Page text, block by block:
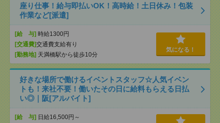
座り仕事！給与即払いOK！高時給！土日休み！包装
作業など[派遣]
[給 与] 時給1300円
[交通費]交通費支給有り
[勤務地] 天満橋駅から徒歩10分
気になる！
好きな場所で働けるイベントスタッフ☆人気イベン
トも！来社不要！働いたその日に給料もらえる日払
い◎｜阪[アルバイト]
[給 与] 日給16,500円～